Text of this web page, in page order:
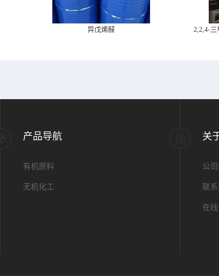
异戊烯醛 2,2,4-
产品导航
有机原料
无机化工
关
公
联
在